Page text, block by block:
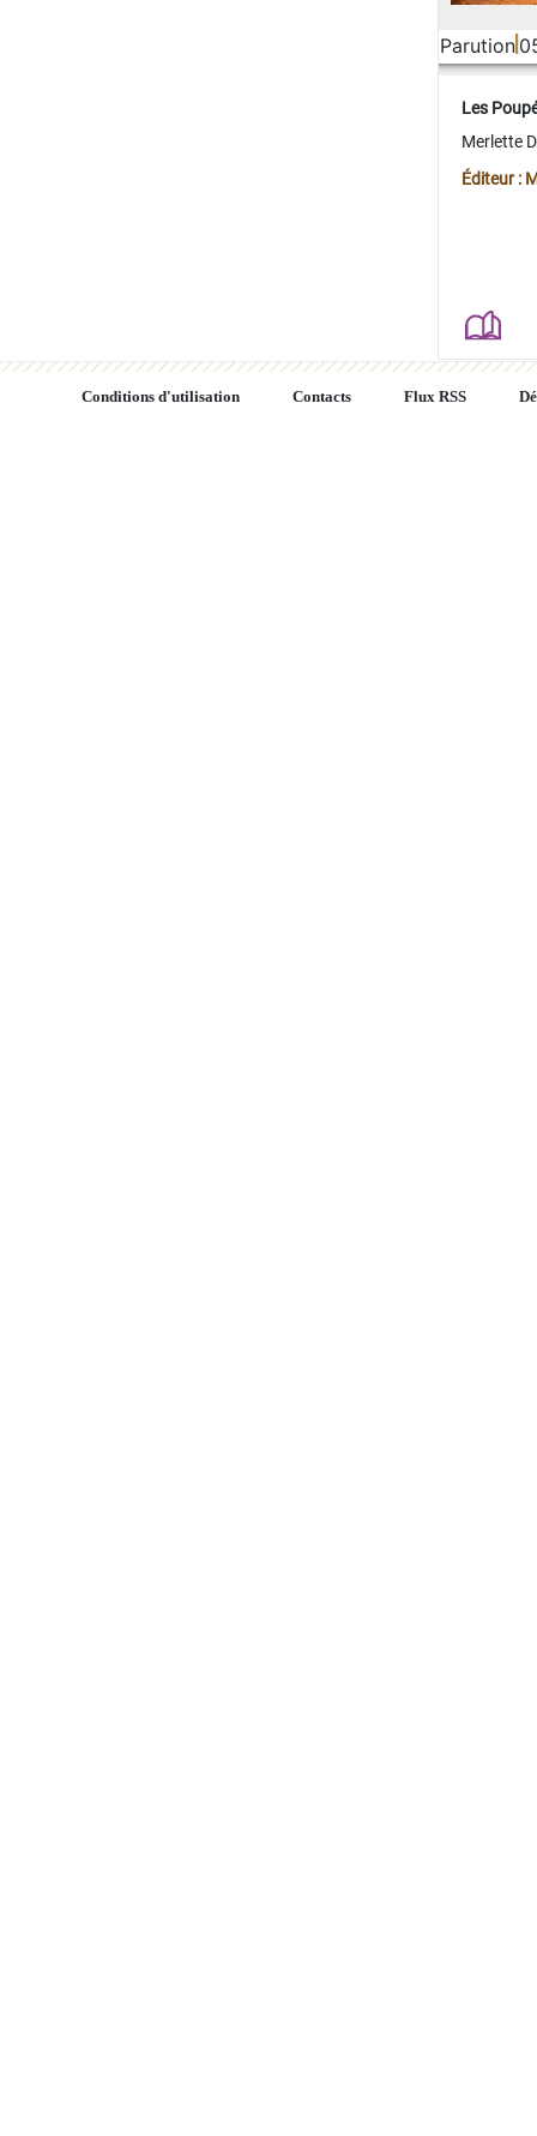
Parution
Les
Merlette
Éditeur :
Conditions d'utilisation Contacts Flux RSS